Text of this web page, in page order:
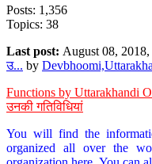
Posts: 1,356
Topics: 38
Last post: August 08,
उ... by
Functions by Uttarakhandi
उनकी गतिविधियां
You will find the
organized all over the